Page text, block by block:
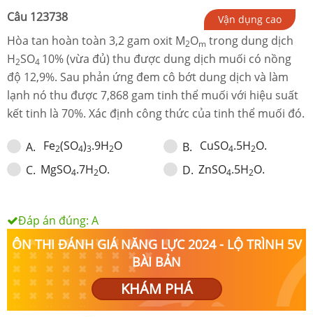
Câu 123738 Vận dụng cao
Hòa tan hoàn toàn 3,2 gam oxit M2Om trong dung dịch
H2SO4 10% (vừa đủ) thu được dung dịch muối có nồng
độ 12,9%. Sau phản ứng đem cô bớt dung dịch và làm
lạnh nó thu được 7,868 gam tinh thể muối với hiệu suất
kết tinh là 70%. Xác định công thức của tinh thể muối đó.
A. Fe2(SO4)3.9H2O B. CuSO4.5H2O.
C. MgSO4.7H2O. D. ZnSO4.5H2O.
Đáp án đúng: A
ÔN THI ĐÁNH GIÁ NĂNG LỰC 2024 - LỘ TRÌNH 5V
BÀI BẢN
KHÁM PHÁ